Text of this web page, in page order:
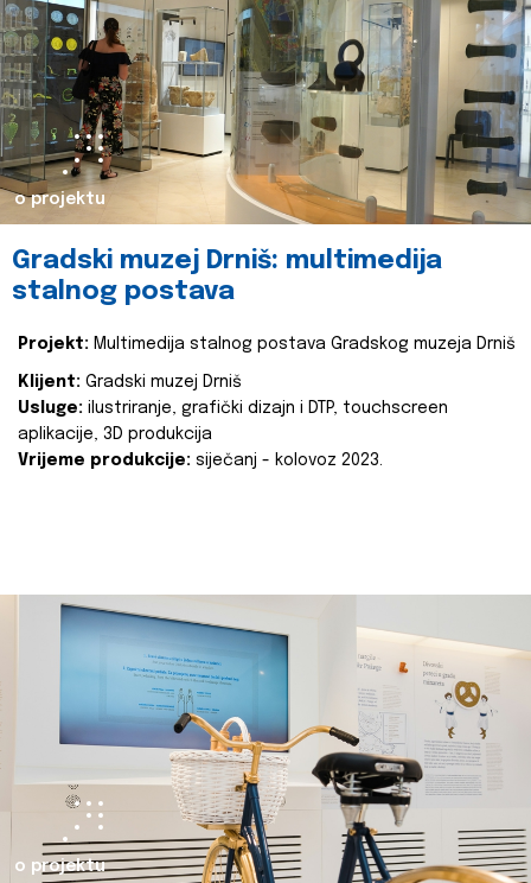
o projektu
Gradski muzej Drniš: multimedija
stalnog postava
Projekt: Multimedija stalnog postava Gradskog muzeja Drniš
Klijent: Gradski muzej Drniš
Usluge: ilustriranje, grafički dizajn i DTP, touchscreen
aplikacije, 3D produkcija
Vrijeme produkcije: siječanj - kolovoz 2023.
o projektu